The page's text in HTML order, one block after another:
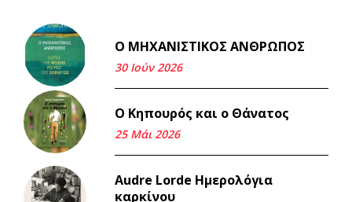
Ο ΜΗΧΑΝΙΣΤΙΚΟΣ ΑΝΘΡΩΠΟΣ
30 Ιούν 2026
Ο Κηπουρός και ο Θάνατος
25 Μάι 2026
Audre Lorde Ημερολόγια
καρκίνου
Και τα λεφτά ξαναγυρίζουν
σε σένα.
Μνήμη Νίκου Μαλάμου
Iμάντες και μετα - πράτες